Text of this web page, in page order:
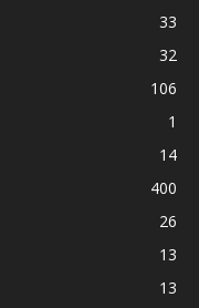
33
32
106
1
14
400
26
13
13